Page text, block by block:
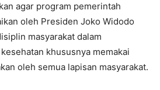
agar program pemerintah
oleh Presiden Joko Widodo
masyarakat dalam
khususnya memakai
oleh semua lapisan masyarakat.